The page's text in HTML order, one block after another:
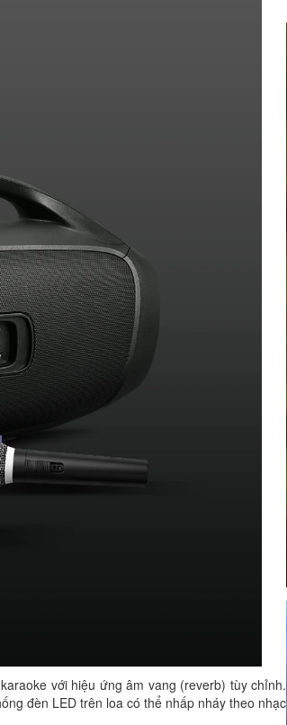
với hiệu ứng âm vang (reverb) tùy chỉnh.
đèn LED trên loa có thể nhấp nháy theo nhạc